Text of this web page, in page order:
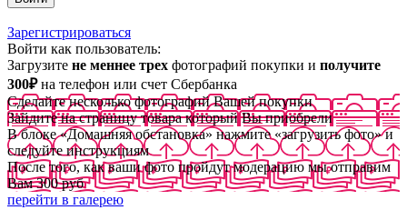
Зарегистрироваться
Войти как пользователь:
Загрузите не меннее трех фотографий покупки и получите
300₽на телефон или счет Сбербанка
Сделайте несколько фотографий Вашей покупки
Зайдите на страницу товара который Вы приобрели
В блоке «Домашняя обстановка» нажмите «загрузить фото» и
следуйте инструкциям
После того, как ваши фото пройдут модерацию мы отправим
Вам 300 руб
перейти в галерею